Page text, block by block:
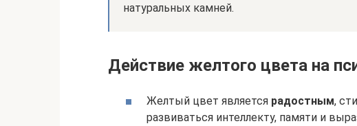
натуральных камней.
Действие желтого цвета на
Желтый цвет является радостным,
развиваться интеллекту, памяти и